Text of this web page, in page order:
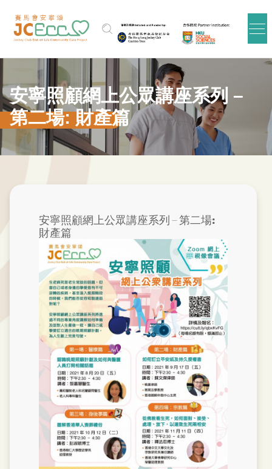
安寧照顧網上公眾講座系列 –
第二場: 財產篇
安寧照顧網上公眾講座系列 – 第二場:
財產篇